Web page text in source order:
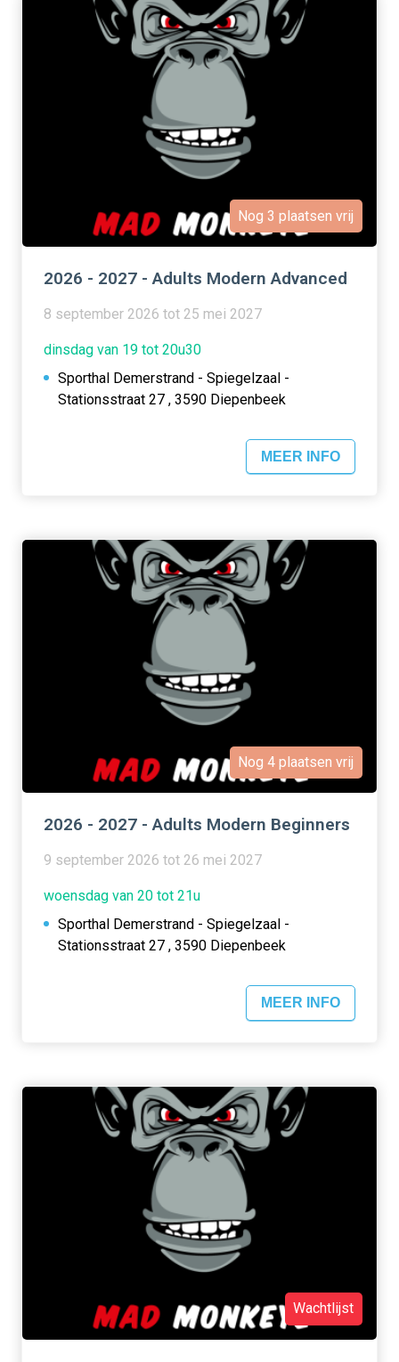
Nog 3 plaatsen vrij
2026 - 2027 - Adults Modern Advanced
8 september 2026 tot 25 mei 2027
dinsdag van 19 tot 20u30
Sporthal Demerstrand - Spiegelzaal -
Stationsstraat 27 , 3590 Diepenbeek
MEER INFO
Nog 4 plaatsen vrij
2026 - 2027 - Adults Modern Beginners
9 september 2026 tot 26 mei 2027
woensdag van 20 tot 21u
Sporthal Demerstrand - Spiegelzaal -
Stationsstraat 27 , 3590 Diepenbeek
MEER INFO
Wachtlijst